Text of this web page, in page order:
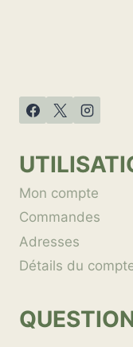
Mon compte
Commandes
Adresses
Détails du